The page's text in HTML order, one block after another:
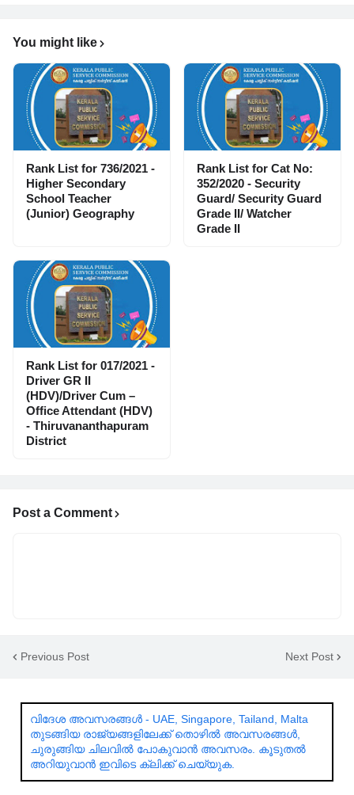
You might like
Rank List for 736/2021 -
Higher Secondary
School Teacher
(Junior) Geography
Rank List for Cat No:
352/2020 - Security
Guard/ Security Guard
Grade II/ Watcher
Grade II
Rank List for 017/2021 -
Driver GR II
(HDV)/Driver Cum –
Office Attendant (HDV)
- Thiruvananthapuram
District
Post a Comment
Previous Post Next Post
വിദേശ അവസരങ്ങൾ - UAE, Singapore, Tailand, Malta
തുടങ്ങിയ രാജ്യങ്ങളിലേക്ക് തൊഴിൽ അവസരങ്ങൾ,
ചുരുങ്ങിയ ചിലവിൽ പോകുവാൻ അവസരം. കൂടുതൽ
അറിയുവാൻ ഇവിടെ ക്ലിക്ക് ചെയ്യുക.